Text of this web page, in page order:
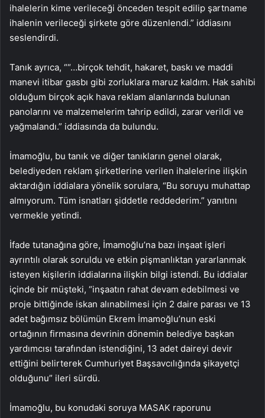
ihalelerin kime verileceği önceden tespit edilip şartname
ihalenin verileceği şirkete göre düzenlendi.” iddiasını
seslendirdi.
Tanık ayrıca, ““…birçok tehdit, hakaret, baskı ve maddi
manevi itibar gasbı gibi zorluklara maruz kaldım. Hak sahibi
olduğum birçok açık hava reklam alanlarında bulunan
panolarını ve malzemelerim tahrip edildi, zarar verildi ve
yağmalandı.” iddiasında da bulundu.
İmamoğlu, bu tanık ve diğer tanıkların genel olarak,
belediyeden reklam şirketlerine verilen ihalelerine ilişkin
aktardığın iddialara yönelik sorulara, “Bu soruyu muhattap
almıyorum. Tüm isnatları şiddetle reddederim.” yanıtını
vermekle yetindi.
İfade tutanağına göre, İmamoğlu’na bazı inşaat işleri
ayrıntılı olarak soruldu ve etkin pişmanlıktan yararlanmak
isteyen kişilerin iddialarına ilişkin bilgi istendi. Bu iddialar
içinde bir müşteki, “inşaatın rahat devam edebilmesi ve
proje bittiğinde iskan alınabilmesi için 2 daire parası ve 13
adet bağımsız bölümün Ekrem İmamoğlu’nun eski
ortağının firmasına devrinin dönemin belediye başkan
yardımcısı tarafından istendiğini, 13 adet daireyi devir
ettiğini belirterek Cumhuriyet Başsavcılığında şikayetçi
olduğunu” ileri sürdü.
İmamoğlu, bu konudaki soruya MASAK raporunu